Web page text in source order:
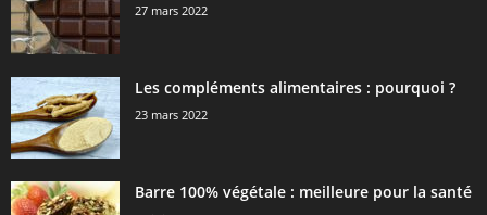
27 mars 2022
Les compléments alimentaires : pourquoi ?
23 mars 2022
Barre 100% végétale : meilleure pour la santé